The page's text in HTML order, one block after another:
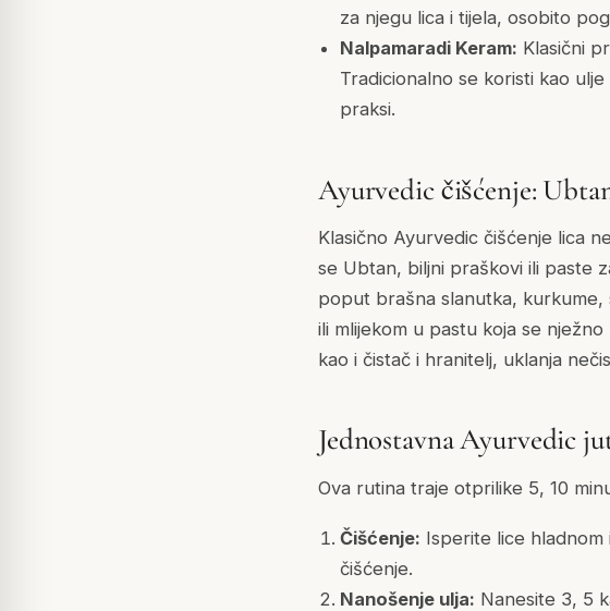
za njegu lica i tijela, osobito
Nalpamaradi Keram: Klasični
Tradicionalno se koristi kao
praksi.
Ayurvedic čišćenje:
Klasično Ayurvedic čišćenje lica
se Ubtan, biljni praškovi ili paste
poput brašna slanutka, kurkume,
ili mlijekom u pastu koja se
kao i čistač i hranitelj, uklanja
Jednostavna Ayurvedic
Ova rutina traje otprilike 5, 10
Čišćenje: Isperite lice
čišćenje.
Nanošenje ulja: Nanesite 3, 5